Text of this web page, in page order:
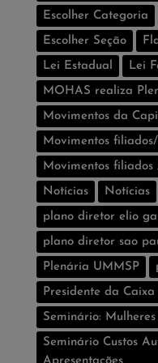
Escolher Categoria
Escolher Seção
Lei Estadual Lei
MOHAS realiza
Movimentos da
Movimentos
Movimentos
Notícias Notí­cias
plano diretor elio
plano diretor sao
Plenária UMMSP
Presidente da
Seminário:
Seminário Custos